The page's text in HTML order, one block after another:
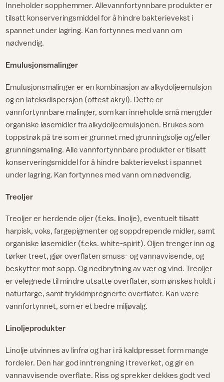
Inneholder sopphemmer. Allevannfortynnbare produkter er
tilsatt konserveringsmiddel for å hindre bakterievekst i
spannet under lagring. Kan fortynnes med vann om
nødvendig.
Emulusjonsmalinger
Emulusjonsmalinger er en kombinasjon av alkydoljeemulsjon
og en lateksdispersjon (oftest akryl). Dette er
vannfortynnbare malinger, som kan inneholde små mengder
organiske løsemidler fra alkydoljeemulsjonen. Brukes som
toppstrøk på tre som er grunnet med grunningsolje og/eller
grunningsmaling. Alle vannfortynnbare produkter er tilsatt
konserveringsmiddel for å hindre bakterievekst i spannet
under lagring. Kan fortynnes med vann om nødvendig.
Treoljer
Treoljer er herdende oljer (f.eks. linolje), eventuelt tilsatt
harpisk, voks, fargepigmenter og soppdrepende midler, samt
organiske løsemidler (f.eks. white-spirit). Oljen trenger inn og
tørker treet, gjør overflaten smuss- og vannavvisende, og
beskytter mot sopp. Og nedbrytning av vær og vind. Treoljer
er velegnede til mindre utsatte overflater, som ønskes holdt i
naturfarge, samt trykkimpregnerte overflater. Kan være
vannfortynnet, som er et bedre miljøvalg.
Linoljeprodukter
Linolje utvinnes av linfrø og har i rå kaldpresset form mange
fordeler. Den har god inntrengning i treverket, og gir en
vannavvisende overflate. Riss og sprekker dekkes godt ved